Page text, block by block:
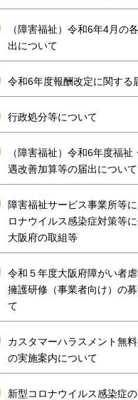
（障害福祉）令和6年4月の
出について
令和6年度報酬改定に関する
行政処分等について
（障害福祉）令和6年度福祉
遇改善加算等の届出について
障害福祉サービス事業所等
ロナウイルス感染症対策等
大阪府の取組等
令和５年度大阪府障がい者
擁護研修（事業者向け）の
て
カスタマーハラスメント無
の実施案内について
新型コロナウイルス感染症